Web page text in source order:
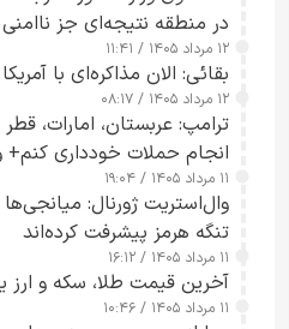
در منطقه نتیجه‌ای جز ناامنی
۱۲ مرداد ۱۴۰۵ / ۱۱:۴۱
بقائی: الان مذاکره‌ای با
۱۲ مرداد ۱۴۰۵ / ۰۸:۱۷
ترامپ: عربستان، امارات،
انجام حملات خودداری کنم+
۱۱ مرداد ۱۴۰۵ / ۱۹:۰۴
وال‌استریت ژورنال:
تنگه هرمز پیشرفت کرده‌اند
۱۱ مرداد ۱۴۰۵ / ۱۶:۱۲
آخرین قیمت طلا، سکه و ارز یکشنبه 11
۱۱ مرداد ۱۴۰۵ / ۱۰:۴۶